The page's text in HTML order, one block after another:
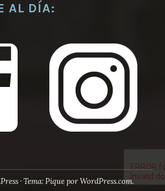
AL DÍA:
·Tema: Pique porWordPress.com.